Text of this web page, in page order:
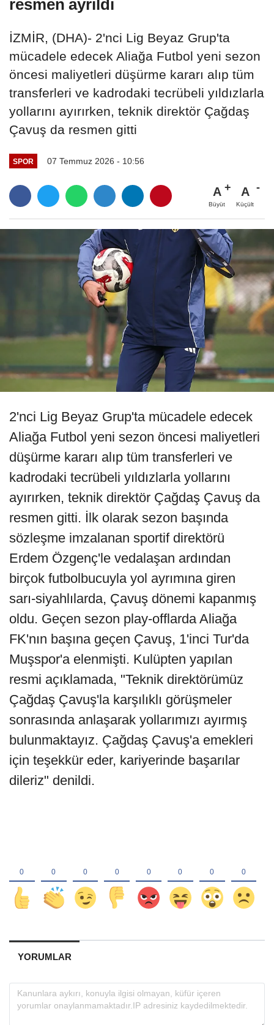
resmen ayrıldı
İZMİR, (DHA)- 2'nci Lig Beyaz Grup'ta
mücadele edecek Aliağa Futbol yeni sezon
öncesi maliyetleri düşürme kararı alıp tüm
transferleri ve kadrodaki tecrübeli yıldızlarla
yollarını ayırırken, teknik direktör Çağdaş
Çavuş da resmen gitti
SPOR 07 Temmuz 2026 - 10:56
A
Büyüt
A
Küçült
2'nci Lig Beyaz Grup'ta mücadele edecek
Aliağa Futbol yeni sezon öncesi maliyetleri
düşürme kararı alıp tüm transferleri ve
kadrodaki tecrübeli yıldızlarla yollarını
ayırırken, teknik direktör Çağdaş Çavuş da
resmen gitti. İlk olarak sezon başında
sözleşme imzalanan sportif direktörü
Erdem Özgenç'le vedalaşan ardından
birçok futbolbucuyla yol ayrımına giren
sarı-siyahlılarda, Çavuş dönemi kapanmış
oldu. Geçen sezon play-offlarda Aliağa
FK'nın başına geçen Çavuş, 1'inci Tur'da
Muşspor'a elenmişti. Kulüpten yapılan
resmi açıklamada, "Teknik direktörümüz
Çağdaş Çavuş'la karşılıklı görüşmeler
sonrasında anlaşarak yollarımızı ayırmış
bulunmaktayız. Çağdaş Çavuş'a emekleri
için teşekkür eder, kariyerinde başarılar
dileriz" denildi.
YORUMLAR